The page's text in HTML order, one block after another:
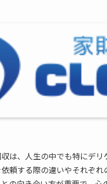
は、人生の中でも特にデ
頼する際の違いやそれぞ